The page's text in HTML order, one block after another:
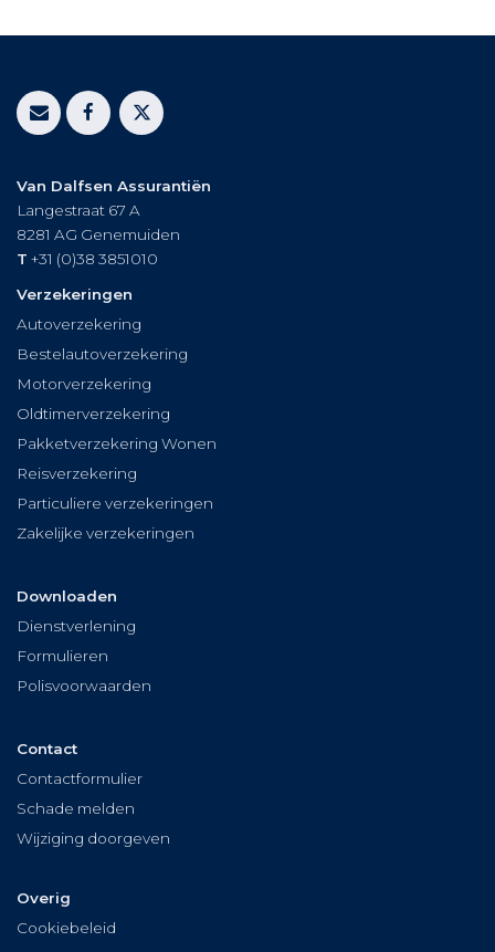
Van Dalfsen Assurantiën
Langestraat 67 A
8281 AG Genemuiden
T +31 (0)38 3851010
Verzekeringen
Autoverzekering
Bestelautoverzekering
Motorverzekering
Oldtimerverzekering
Pakketverzekering Wonen
Reisverzekering
Particuliere verzekeringen
Zakelijke verzekeringen
Downloaden
Dienstverlening
Formulieren
Polisvoorwaarden
Contact
Contactformulier
Schade melden
Wijziging doorgeven
Overig
Cookiebeleid